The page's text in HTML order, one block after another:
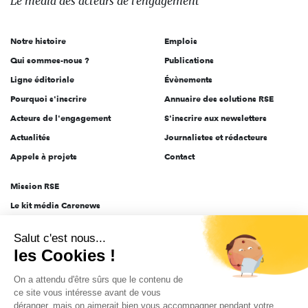
l'engagement
Notre histoire
Qui sommes-nous ?
Ligne éditoriale
Pourquoi s'inscrire
Acteurs de l'engagement
Actualités
Appels à projets
Emplois
Publications
Évènements
Annuaire des solutions RSE
S'inscrire aux newsletters
Journalistes et rédacteurs
Contact
Mission RSE
Le kit média Carenews
AEF info
Novethic
PRODURABLE
Inclusiv Day
Salut c'est nous...
les Cookies !
On a attendu d'être sûrs que le contenu de
ce site vous intéresse avant de vous
déranger, mais on aimerait bien vous accompagner pendant votre